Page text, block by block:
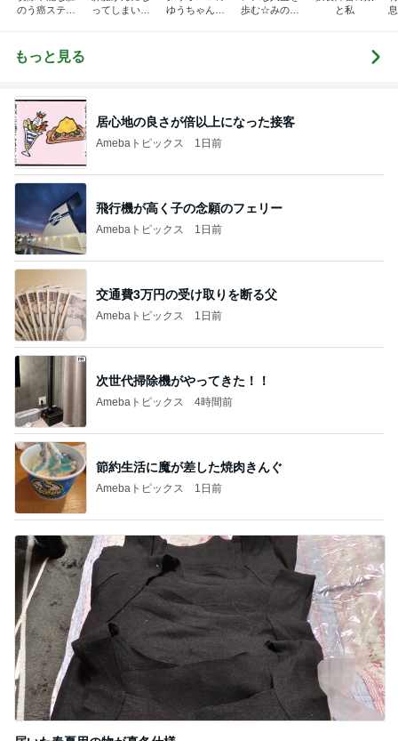
のう癌ステー
ってしまいま
ゆうちゃんブ
歩む☆みのり
と私
もっと見る
居心地の良さが倍以上になった接客
Amebaトピックス 1日前
飛行機が高く子の念願のフェリー
Amebaトピックス 1日前
交通費3万円の受け取りを断る父
Amebaトピックス 1日前
次世代掃除機がやってきた！！
Amebaトピックス 4時間前
節約生活に魔が差した焼肉きんぐ
Amebaトピックス 1日前